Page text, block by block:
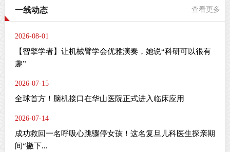
一线动态 查看更多
2026-08-01
【智擎学者】让机械臂学会优雅演奏，她说“科研可以很有
趣”
2026-07-15
全球首方！脑机接口在华山医院正式进入临床应用
2026-07-14
成功救回一名呼吸心跳骤停女孩！这名复旦儿科医生探亲期
间“撇下...